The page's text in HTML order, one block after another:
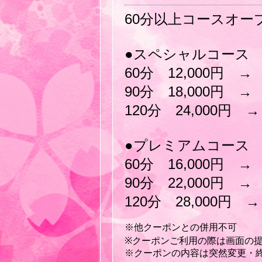
60分以上コースオー
●スペシャルコース
60分 12,000円 →
90分 18,000円 →
120分 24,000円 →
●プレミアムコース
60分 16,000円 →
90分 22,000円 →
120分 28,000円 →
※他クーポンとの併用不可
※クーポンご利用の際は画面の
※クーポンの内容は突然変更・